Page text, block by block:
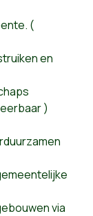
(
en
)
via